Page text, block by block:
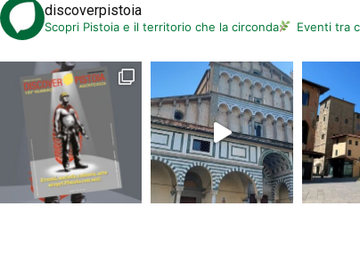
discoverpistoia
Scopri Pistoia e il territorio che la circonda Eventi tra